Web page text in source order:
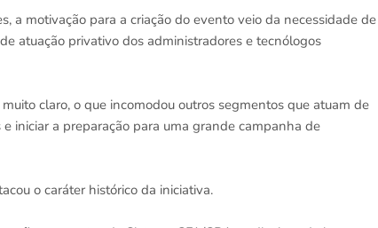
a motivação para a criação do evento veio da necessidade de
atuação privativo dos administradores e tecnólogos
claro, o que incomodou outros segmentos que atuam de
iniciar a preparação para uma grande campanha de
o caráter histórico da iniciativa.